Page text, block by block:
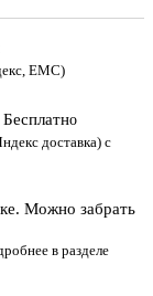
ЕМС)
о
доставка) с
Можно забрать
в разделе